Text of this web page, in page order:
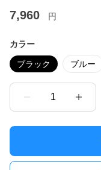
7,960 円
カラー
ブラック ブルー
1